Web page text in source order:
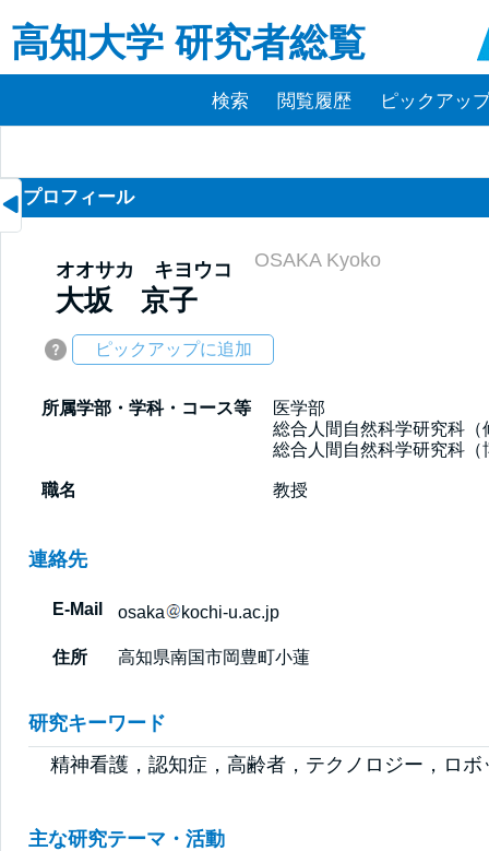
高知大学 研究者総覧
検索 閲覧履歴 ピックアッ
プロフィール
オオサカ キヨウコ
大坂 京子
OSAKA Kyoko
ピックアップに追加
所属学部・学科・コース等
医学部
総合人間自然科学研究科
総合人間自然科学研究科（
職名 教授
連絡先
E-Mail osaka kochi-u.ac.jp
住所 高知県南国市岡豊町小蓮
研究キーワード
精神看護，認知症，高齢者，テクノロジー，ロ
主な研究テーマ・活動